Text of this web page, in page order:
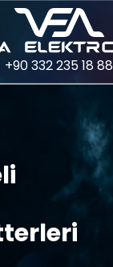
+90 332 235 18 88